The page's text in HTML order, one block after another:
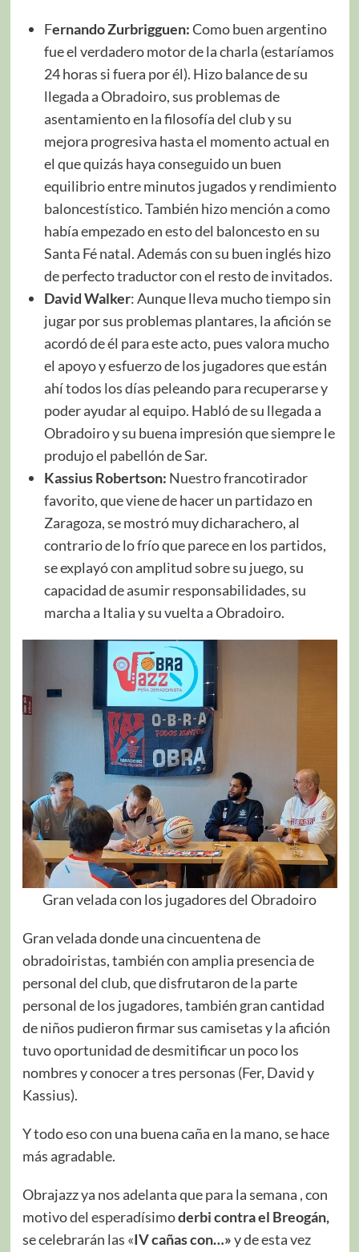
Fernando Zurbrigguen:Como buen argentino
fue el verdadero motor de la charla (estaríamos
24 horas si fuera por él). Hizo balance de su
llegada a Obradoiro, sus problemas de
asentamiento en la filosofía del club y su
mejora progresiva hasta el momento actual en
el que quizás haya conseguido un buen
equilibrio entre minutos jugados y rendimiento
baloncestístico. También hizo mención a como
había empezado en esto del baloncesto en su
Santa Fé natal. Además con su buen inglés hizo
de perfecto traductor con el resto de invitados.
David Walker: Aunque lleva mucho tiempo sin
jugar por sus problemas plantares, la afición se
acordó de él para este acto, pues valora mucho
el apoyo y esfuerzo de los jugadores que están
ahí todos los días peleando para recuperarse y
poder ayudar al equipo. Habló de su llegada a
Obradoiro y su buena impresión que siempre le
produjo el pabellón de Sar.
Kassius Robertson: Nuestro francotirador
favorito, que viene de hacer un partidazo en
Zaragoza, se mostró muy dicharachero, al
contrario de lo frío que parece en los partidos,
se explayó con amplitud sobre su juego, su
capacidad de asumir responsabilidades, su
marcha a Italia y su vuelta a Obradoiro.
Gran velada con los jugadores del Obradoiro
Gran velada donde una cincuentena de
obradoiristas, también con amplia presencia de
personal del club, que disfrutaron de la parte
personal de los jugadores, también gran cantidad
de niños pudieron firmar sus camisetas y la afición
tuvo oportunidad de desmitificar un poco los
nombres y conocer a tres personas (Fer, David y
Kassius).
Y todo eso con una buena caña en la mano, se hace
más agradable.
Obrajazz ya nos adelanta que para la semana , con
motivo del esperadísimoderbi contra el Breogán,
se celebrarán las «IV cañas con…»y de esta vez